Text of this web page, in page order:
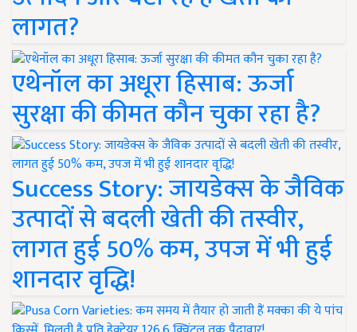
लागत?
एथेनॉल का अधूरा हिसाब: ऊर्जा
सुरक्षा की कीमत कौन चुका रहा है?
Success Story: जायडेक्स के जैविक
उत्पादों से बदली खेती की तस्वीर,
लागत हुई 50% कम, उपज में भी हुई
शानदार वृद्धि!